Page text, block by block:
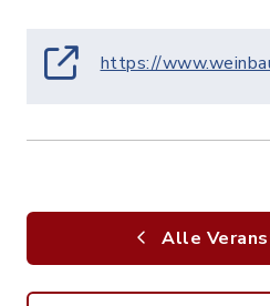
https://
Alle